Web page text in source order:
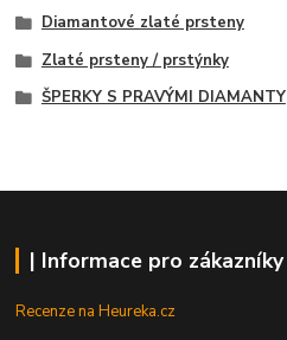
Diamantové zlaté prsteny
Zlaté prsteny / prstýnky
ŠPERKY S PRAVÝMI DIAMANTY
| Informace pro zákazníky
Recenze na Heureka.cz